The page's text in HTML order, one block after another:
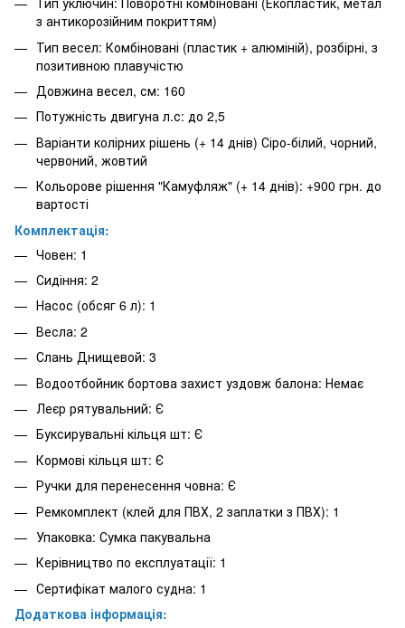
з антикорозійним покриттям)
Тип весел: Комбіновані (пластик + алюміній), розбірні, з
позитивною плавучістю
Довжина весел, см: 160
Потужність двигуна л.с: до 2,5
Варіанти колірних рішень (+ 14 днів) Сіро-білий, чорний,
червоний, жовтий
Кольорове рішення "Камуфляж" (+ 14 днів): +900 грн. до
вартості
Комплектація:
Човен: 1
Сидіння: 2
Насос (обсяг 6 л): 1
Весла: 2
Слань Днищевой: 3
Водоотбойник бортова захист уздовж балона: Немає
Леєр рятувальний: Є
Буксирувальні кільця шт: Є
Кормові кільця шт: Є
Ручки для перенесення човна: Є
Ремкомплект (клей для ПВХ, 2 заплатки з ПВХ): 1
Упаковка: Сумка пакувальна
Керівництво по експлуатації: 1
Сертифікат малого судна: 1
Додаткова інформація: